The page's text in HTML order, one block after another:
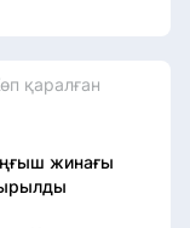
қаралған
жинағы